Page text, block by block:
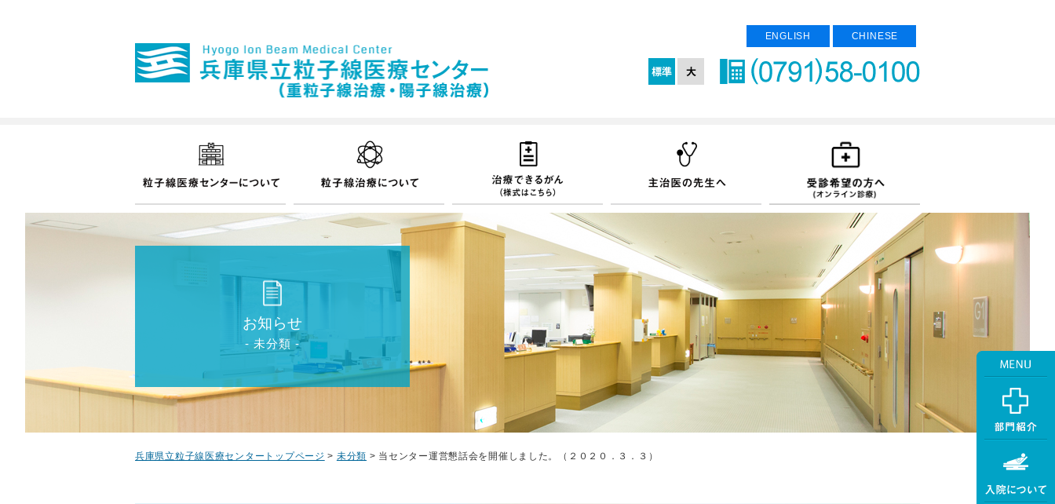
CHINESE
ENGLISH
お知らせ
- 未分類 -
兵庫県立粒子線医療センタートップページ > 未分類 > 当センター運営懇話会を開催しました。（２０２０．３．３）